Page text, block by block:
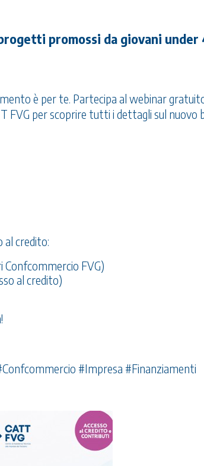
promossi da giovani under
è per te. Partecipa al webinar
FVG per scoprire tutti i dettagli sul nuovo
al credito:
Confcommercio FVG)
al credito)
#Impresa #Finanziamenti